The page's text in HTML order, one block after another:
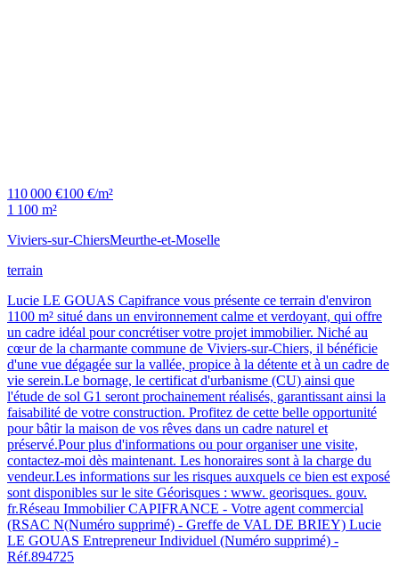
110 000 €100 €/m²
1 100 m²
Viviers-sur-ChiersMeurthe-et-Moselle
terrain
Lucie LE GOUAS Capifrance vous présente ce terrain d'environ
1100 m² situé dans un environnement calme et verdoyant, qui offre
un cadre idéal pour concrétiser votre projet immobilier. Niché au
cœur de la charmante commune de Viviers-sur-Chiers, il bénéficie
d'une vue dégagée sur la vallée, propice à la détente et à un cadre de
vie serein.Le bornage, le certificat d'urbanisme (CU) ainsi que
l'étude de sol G1 seront prochainement réalisés, garantissant ainsi la
faisabilité de votre construction. Profitez de cette belle opportunité
pour bâtir la maison de vos rêves dans un cadre naturel et
préservé.Pour plus d'informations ou pour organiser une visite,
contactez-moi dès maintenant. Les honoraires sont à la charge du
vendeur.Les informations sur les risques auxquels ce bien est exposé
sont disponibles sur le site Géorisques : www. georisques. gouv.
fr.Réseau Immobilier CAPIFRANCE - Votre agent commercial
(RSAC N(Numéro supprimé) - Greffe de VAL DE BRIEY) Lucie
LE GOUAS Entrepreneur Individuel (Numéro supprimé) -
Réf.894725